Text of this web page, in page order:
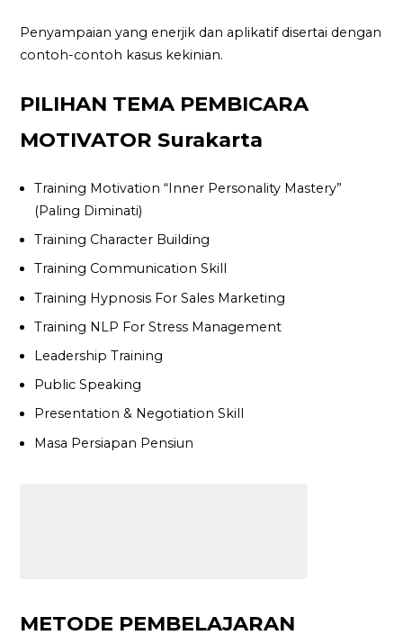
Penyampaian yang enerjik dan aplikatif disertai dengan
contoh-contoh kasus kekinian.
PILIHAN TEMA PEMBICARA
MOTIVATOR Surakarta
Training Motivation “Inner Personality Mastery”
(Paling Diminati)
Training Character Building
Training Communication Skill
Training Hypnosis For Sales Marketing
Training NLP For Stress Management
Leadership Training
Public Speaking
Presentation & Negotiation Skill
Masa Persiapan Pensiun
METODE PEMBELAJARAN